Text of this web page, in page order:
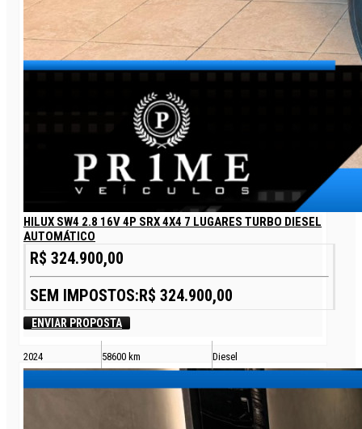
HILUX SW4 2.8 16V 4P SRX 4X4 7 LUGARES TURBO DIESEL
AUTOMÁTICO
R$ 324.900,00
SEM IMPOSTOS:R$ 324.900,00
ENVIAR PROPOSTA
2024 58600 km Diesel